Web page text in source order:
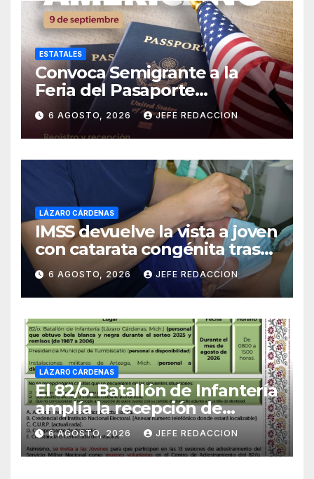
ESTATALES
Convoca Semigrante a la
Feria del Pasaporte
Estadounidense 2026
6 AGOSTO, 2026 JEFE REDACCION
LÁZARO CÁRDENAS
IMSS devuelve la vista a joven
con catarata congénita tras
23 años de limitación visual
6 AGOSTO, 2026 JEFE REDACCION
LÁZARO CÁRDENAS
El 82/o. Batallón de Infantería
amplía la recepción de
documentos para obtener La
Catilla del Servicio Militar
Nacional
6 AGOSTO, 2026 JEFE REDACCION